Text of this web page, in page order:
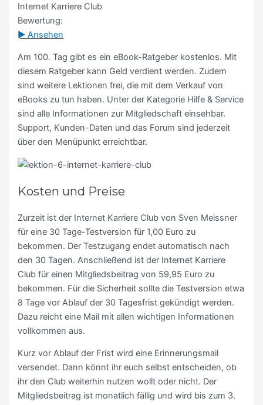
Internet Karriere Club
Bewertung:
► Ansehen
Am 100. Tag gibt es ein eBook-Ratgeber kostenlos. Mit
diesem Ratgeber kann Geld verdient werden. Zudem
sind weitere Lektionen frei, die mit dem Verkauf von
eBooks zu tun haben. Unter der Kategorie Hilfe & Service
sind alle Informationen zur Mitgliedschaft einsehbar.
Support, Kunden-Daten und das Forum sind jederzeit
über den Menüpunkt erreichtbar.
Kosten und Preise
Zurzeit ist der Internet Karriere Club von Sven Meissner
für eine 30 Tage-Testversion für 1,00 Euro zu
bekommen. Der Testzugang endet automatisch nach
den 30 Tagen. Anschließend ist der Internet Karriere
Club für einen Mitgliedsbeitrag von 59,95 Euro zu
bekommen. Für die Sicherheit sollte die Testversion etwa
8 Tage vor Ablauf der 30 Tagesfrist gekündigt werden.
Dazu reicht eine Mail mit allen wichtigen Informationen
vollkommen aus.
Kurz vor Ablauf der Frist wird eine Erinnerungsmail
versendet. Dann könnt ihr euch selbst entscheiden, ob
ihr den Club weiterhin nutzen wollt oder nicht. Der
Mitgliedsbeitrag ist monatlich fällig und wird bis zum 3.